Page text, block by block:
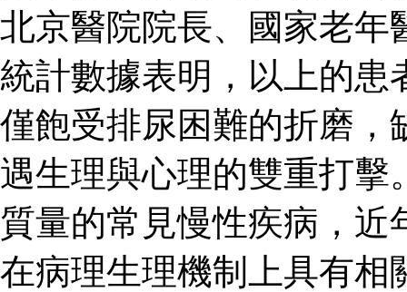
北京醫院院長、國家老年
統計數據表明，以上的患
僅飽受排尿困難的折磨，
遇生理與心理的雙重打擊
質量的常見慢性疾病，近
在病理生理機制上具有相